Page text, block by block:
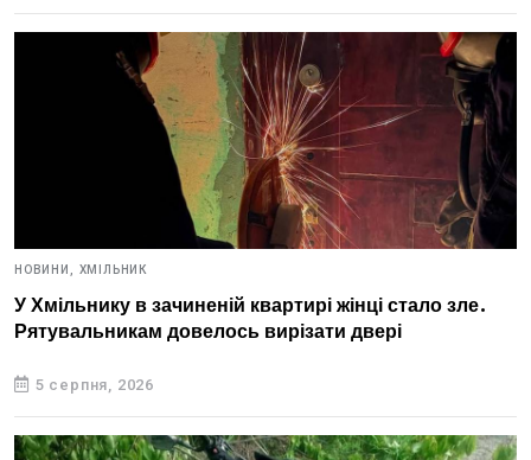
НОВИНИ, ХМІЛЬНИК
У Хмільнику в зачиненій квартирі жінці стало зле.
Рятувальникам довелось вирізати двері
5 серпня, 2026